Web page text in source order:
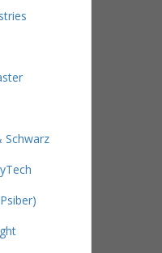
Schwarz